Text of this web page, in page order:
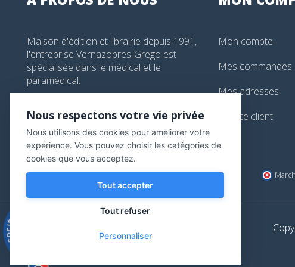
Maison d'édition et librairie depuis 1991,
l'entreprise Vernazobres-Grego est
spécialisée dans le médical et le
paramédical.
librairie@vg-editions.com
Mon compte
Mes commandes
Mes adresses
Service client
Nous respectons votre vie privée
Nous utilisons des cookies pour améliorer votre
expérience. Vous pouvez choisir les catégories de
cookies que vous acceptez.
Tout accepter
Tout refuser
Personnaliser